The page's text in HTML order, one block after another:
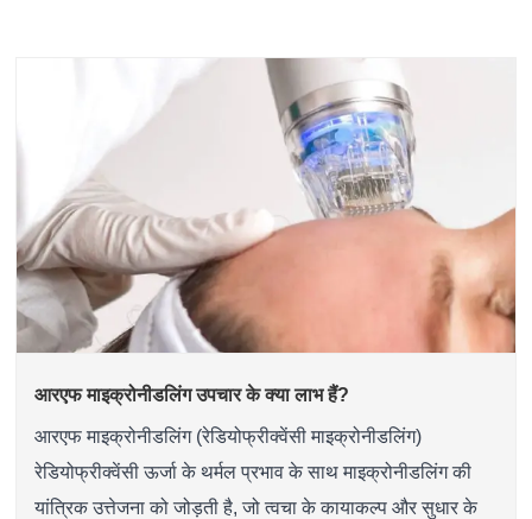
आरएफ माइक्रोनीडलिंग उपचार के क्या लाभ हैं?
आरएफ माइक्रोनीडलिंग (रेडियोफ्रीक्वेंसी माइक्रोनीडलिंग)
रेडियोफ्रीक्वेंसी ऊर्जा के थर्मल प्रभाव के साथ माइक्रोनीडलिंग की
यांत्रिक उत्तेजना को जोड़ती है, जो त्वचा के कायाकल्प और सुधार के